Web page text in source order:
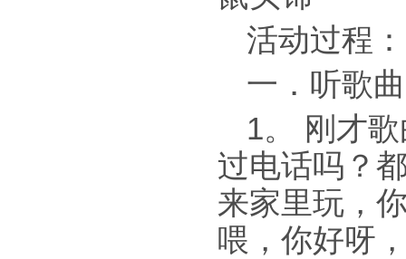
活动过程：
一．听歌
1。 刚才
过电话吗？
来家里玩，
喂，你好呀